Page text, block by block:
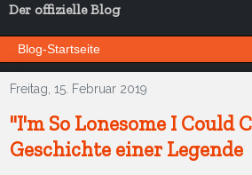
Der offizielle Blog
Freitag, 15. Februar 2019
"I'm So Lonesome I Could
Geschichte einer Legende